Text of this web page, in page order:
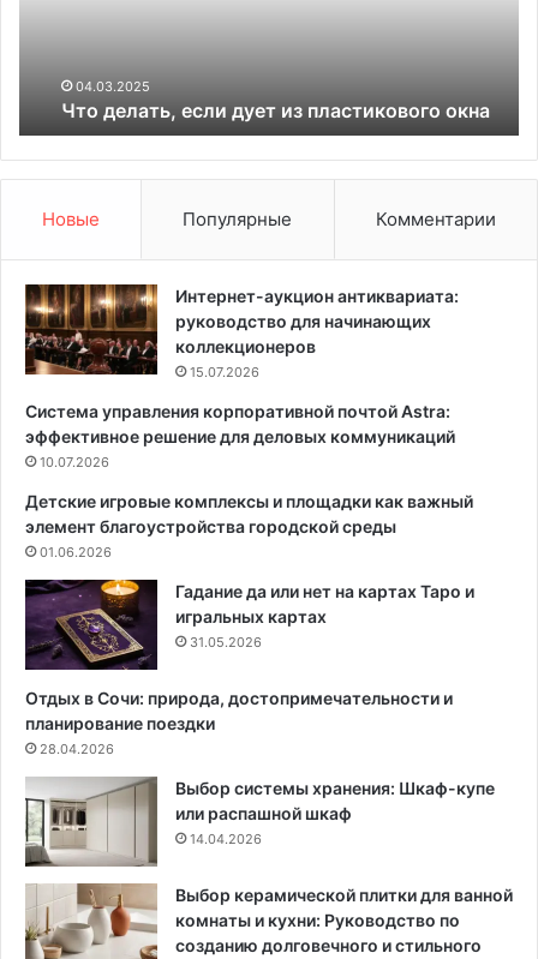
е
с
л
у
е
т
и
л
а
с
и
к
в
о
о
о
н
04.03.2025
Что делать, если дует из пластикового окна
Новые Популярные Комментарии
Интернет-аукцион антиквариата:
руководство для начинающих
коллекционеров
15.07.2026
Система управления корпоративной почтой Astra:
эффективное решение для деловых коммуникаций
10.07.2026
Детские игровые комплексы и площадки как важный
элемент благоустройства городской среды
01.06.2026
Гадание да или нет на картах Таро и
игральных картах
31.05.2026
Отдых в Сочи: природа, достопримечательности и
планирование поездки
28.04.2026
Выбор системы хранения: Шкаф-купе
или распашной шкаф
14.04.2026
Выбор керамической плитки для ванной
комнаты и кухни: Руководство по
созданию долговечного и стильного